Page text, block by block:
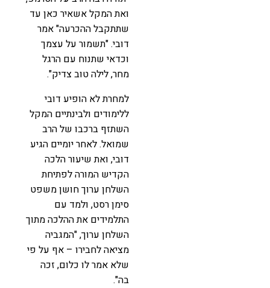
ואת המקל אשאיר כאן עד
שתתקבל ההכרעה" אמר
דובי. "תשמור על עצמך
וכדאי שתנוח עם הרגל
מחר, לילה טוב צדיק".
למחרת לא הופיע דובי
ללימודים ולבינתיים המקל
השתזף ברכבו של הרב
שמואל. לאחר יומיים הגיע
דובי, ואת שיעור הלכה
הקדיש המורה לפתיחת
השלחן ערוך חושן משפט
סימן רסט, ולמד עם
התלמידים את ההלכה מתוך
השלחן ערוך, "המגביה
מציאה לחבירו – אף על פי
שלא אמר לו כלום, זכה
בה".